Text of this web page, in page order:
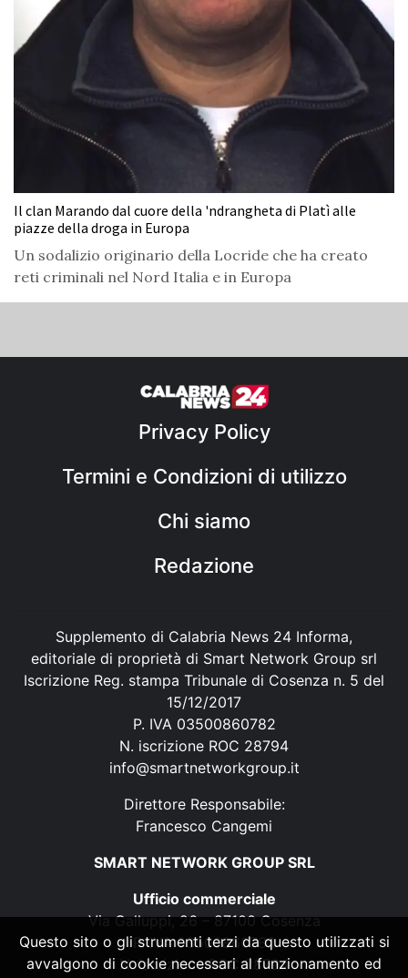
Il clan Marando dal cuore della 'ndrangheta di Platì alle
piazze della droga in Europa
Un sodalizio originario della Locride che ha creato
reti criminali nel Nord Italia e in Europa
Privacy Policy
Termini e Condizioni di utilizzo
Chi siamo
Redazione
Supplemento di Calabria News 24 Informa,
editoriale di proprietà di Smart Network Group srl
Iscrizione Reg. stampa Tribunale di Cosenza n. 5 del
15/12/2017
P. IVA 03500860782
N. iscrizione ROC 28794
info@smartnetworkgroup.it
Direttore Responsabile:
Francesco Cangemi
SMART NETWORK GROUP SRL
Ufficio commerciale
Via Galluppi, 26 – 87100 Cosenza
P. IVA 03500860782
N. iscrizione ROC 28794
Questo sito o gli strumenti terzi da questo utilizzati si
avvalgono di cookie necessari al funzionamento ed